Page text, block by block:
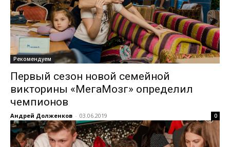
Рекомендуем
Первый сезон новой семейной
викторины «МегаМозг» определил
чемпионов
Андрей Долженков - 03.06.2019 0